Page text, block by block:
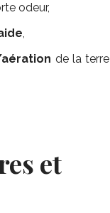
odeur,
,
de la terre
et